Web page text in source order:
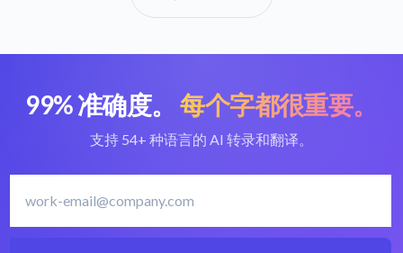
99% 准确度。 每个字都很重要。
支持 54+ 种语言的 AI 转录和翻译。